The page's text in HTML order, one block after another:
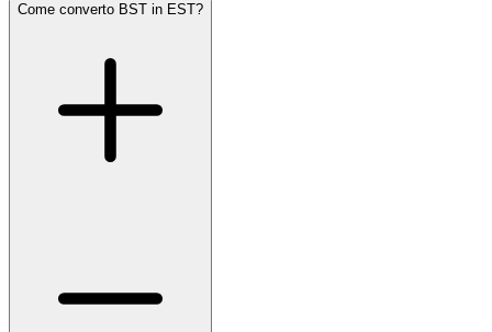
Come converto BST in EST?